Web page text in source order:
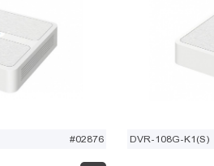
#02876 DVR-108G-K1(S)